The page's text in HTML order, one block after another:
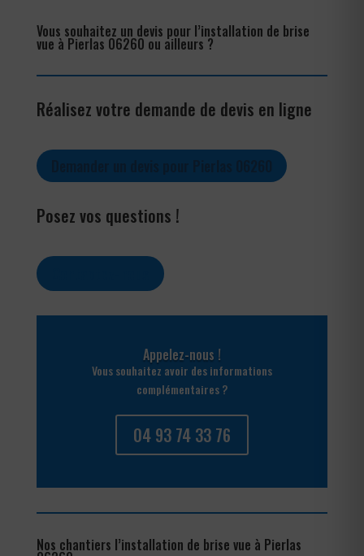
Vous souhaitez un devis pour l’installation de brise
vue à Pierlas 06260 ou ailleurs ?
Réalisez votre demande de devis en ligne
Posez vos questions !
Appelez-nous !
Vous souhaitez avoir des informations
complémentaires ?
04 93 74 33 76
Nos chantiers l’installation de brise vue à Pierlas